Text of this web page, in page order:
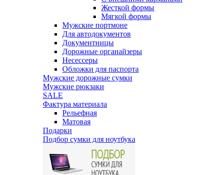
Жесткой формы
Мягкой формы
Мужские портмоне
Для автодокументов
Документницы
Дорожные органайзеры
Несессеры
Обложки для паспорта
Мужские дорожные сумки
Мужские рюкзаки
SALE
Фактура материала
Рельефная
Матовая
Подарки
Подбор сумки для ноутбука